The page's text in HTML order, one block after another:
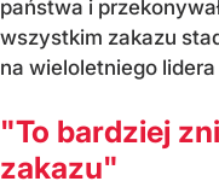
państwa i
wszystkim zakazu
na wieloletniego
"To bardziej
zakazu"